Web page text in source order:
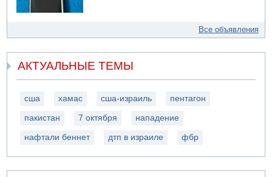
Все объявления
АКТУАЛЬНЫЕ ТЕМЫ
сша хамас сша-израиль пентагон
пакистан 7 октября нападение
нафтали беннет дтп в израиле фбр